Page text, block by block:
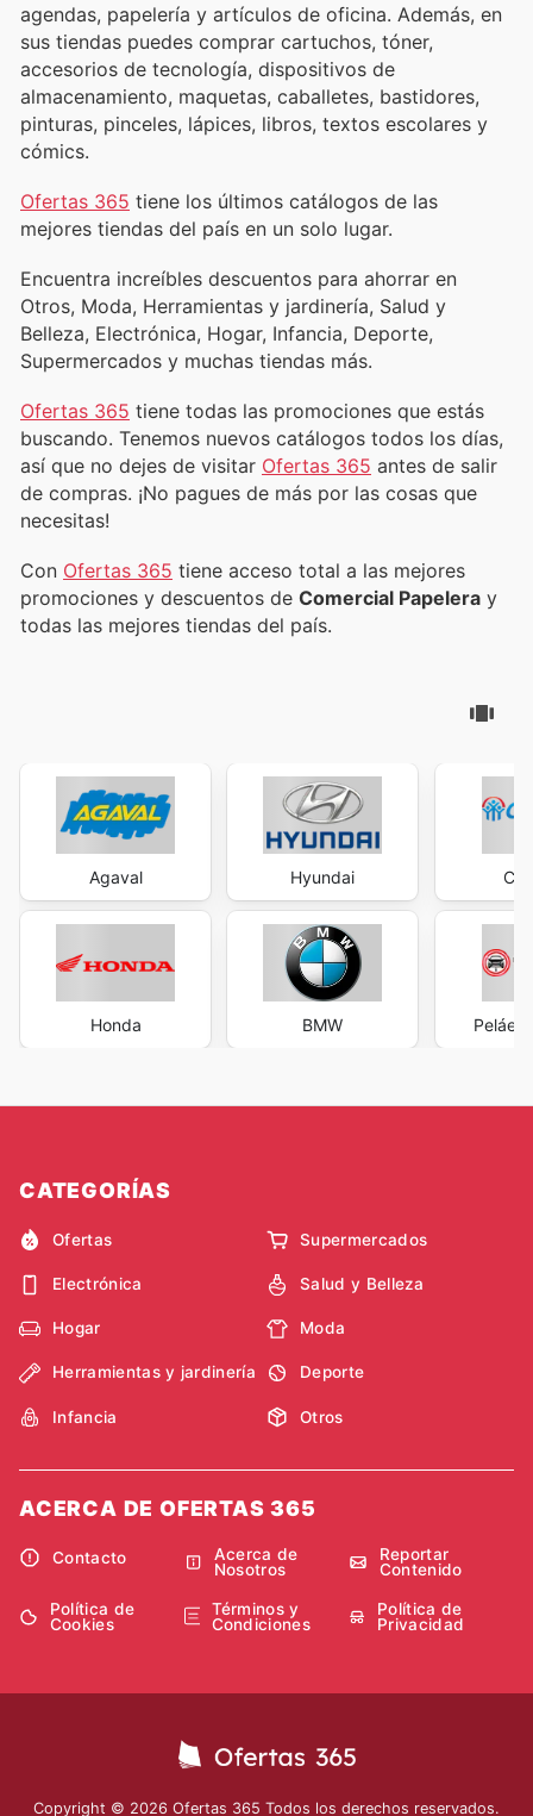
agendas, papelería y artículos de oficina. Además, en
sus tiendas puedes comprar cartuchos, tóner,
accesorios de tecnología, dispositivos de
almacenamiento, maquetas, caballetes, bastidores,
pinturas, pinceles, lápices, libros, textos escolares y
cómics.
Ofertas 365 tiene los últimos catálogos de las
mejores tiendas del país en un solo lugar.
Encuentra increíbles descuentos para ahorrar en
Otros, Moda, Herramientas y jardinería, Salud y
Belleza, Electrónica, Hogar, Infancia, Deporte,
Supermercados y muchas tiendas más.
Ofertas 365 tiene todas las promociones que estás
buscando. Tenemos nuevos catálogos todos los días,
así que no dejes de visitar Ofertas 365 antes de salir
de compras. ¡No pagues de más por las cosas que
necesitas!
Con Ofertas 365 tiene acceso total a las mejores
promociones y descuentos de Comercial Papelera y
todas las mejores tiendas del país.
Agaval
Honda
Hyundai
BMW Peláez
CATEGORÍAS
Ofertas Supermercados
Electrónica Salud y Belleza
Hogar Moda
Herramientas y jardinería Deporte
Infancia Otros
ACERCA DE OFERTAS 365
Contacto
Acerca de
Nosotros
Reportar
Contenido
Política de
Cookies
Términos y
Condiciones
Política de
Privacidad
Copyright © 2026 Ofertas 365 Todos los derechos reservados.